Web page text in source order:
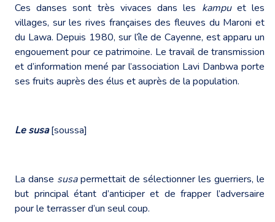
Ces danses sont très vivaces dans les kampuet les
villages, sur les rives françaises des fleuves du Maroni et
du Lawa. Depuis 1980, sur l’île de Cayenne, est apparu un
engouement pour ce patrimoine. Le travail de transmission
et d’information mené par l’association Lavi Danbwa porte
ses fruits auprès des élus et auprès de la population.
Le susa[soussa]
La danse susapermettait de sélectionner les guerriers, le
but principal étant d’anticiper et de frapper l’adversaire
pour le terrasser d’un seul coup.